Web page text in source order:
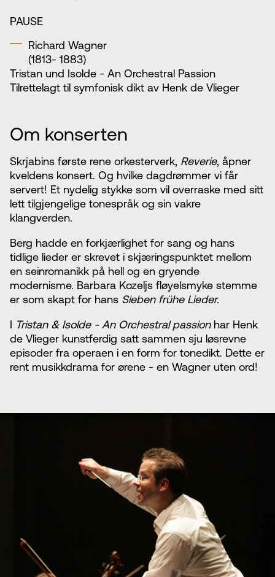
PAUSE
Richard Wagner
(1813- 1883)
Tristan und Isolde - An Orchestral Passion
Tilrettelagt til symfonisk dikt av Henk de Vlieger
Om konserten
Skrjabins første rene orkesterverk, Reverie, åpner
kveldens konsert. Og hvilke dagdrømmer vi får
servert! Et nydelig stykke som vil overraske med sitt
lett tilgjengelige tonespråk og sin vakre
klangverden.
Berg hadde en forkjærlighet for sang og hans
tidlige lieder er skrevet i skjæringspunktet mellom
en seinromanikk på hell og en gryende
modernisme. Barbara Kozeljs fløyelsmyke stemme
er som skapt for hans Sieben frühe Lieder.
I Tristan & Isolde - An Orchestral passionhar Henk
de Vlieger kunstferdig satt sammen sju løsrevne
episoder fra operaen i en form for tonedikt. Dette er
rent musikkdrama for ørene - en Wagner uten ord!